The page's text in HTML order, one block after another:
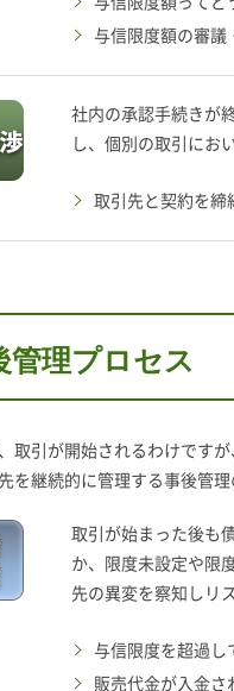
与信限度額の審議
社内の承認手続きが
し、個別の取引にお
取引先と契約を締
管理プロセス
取引が開始されるわけです
を継続的に管理する事後管
取引が始まった後も
か、限度未設定や限
先の異変を察知しリ
与信限度を超過し
販売代金が入金さ